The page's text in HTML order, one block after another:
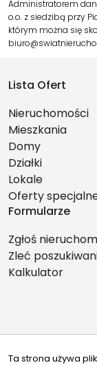
Administratorem
o.o. z siedzibą przy
którym można się
Lista Ofert
Nieruchomości
Mieszkania
Domy
Działki
Lokale
Oferty
Formularze
Zgłoś
Zleć
Kalkulator
Ta strona używa